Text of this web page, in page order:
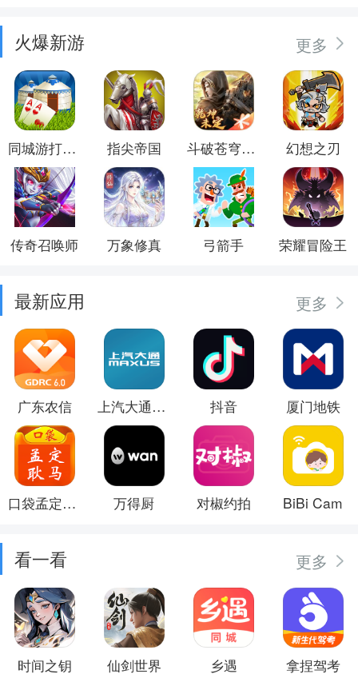
火爆新游 更多
同城游打大尖 指尖帝国 斗破苍穹：异火重燃 幻想之刃
传奇召唤师 万象修真 弓箭手 荣耀冒险王
最新应用 更多
广东农信 上汽大通MAXUS 抖音 厦门地铁
口袋孟定耿马 万得厨 对椒约拍 BiBi Cam
看一看 更多
时间之钥 仙剑世界 乡遇 拿捏驾考